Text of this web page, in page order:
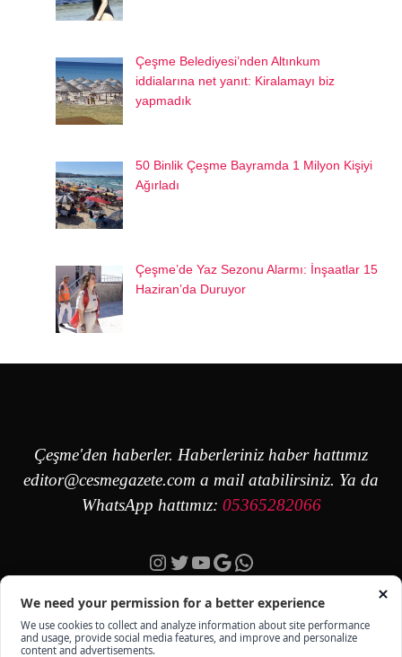
Çeşme Belediyesi’nden Altınkum
iddialarına net yanıt: Kiralamayı biz
yapmadık
50 Binlik Çeşme Bayramda 1 Milyon Kişiyi
Ağırladı
Çeşme’de Yaz Sezonu Alarmı: İnşaatlar 15
Haziran’da Duruyor
Çeşme'den haberler. Haberleriniz haber hattımız
editor@cesmegazete.com a mail atabilirsiniz. Ya da
WhatsApp hattımız: 05365282066
Instagram
Twitter
YouTube
Google
https://wa.me/